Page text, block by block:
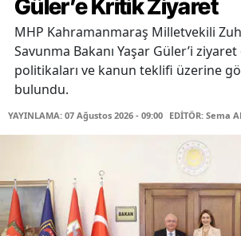
Güler’e Kritik Ziyaret
MHP Kahramanmaraş Milletvekili
Savunma Bakanı Yaşar Güler’i
politikaları ve kanun teklifi üzerine
bulundu.
YAYINLAMA: 07 Ağustos 2026 - 09:00 EDİTÖR: Sema